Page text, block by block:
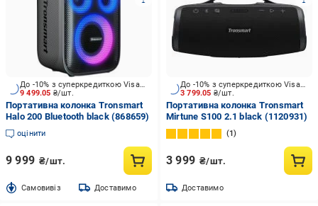
9 499.05 ₴/шт.
До -10% з суперкредиткою Visa Вигода
Портативна колонка Tronsmart
Halo 200 Bluetooth black (868659)
оцінити
9 999 ₴/шт.
Cамовивіз Доставимо
3 799.05 ₴/шт.
До -10% з суперкредиткою Visa Вигода
Портативна колонка Tronsmart
Mirtune S100 2.1 black (1120931)
1
3 999 ₴/шт.
Доставимо